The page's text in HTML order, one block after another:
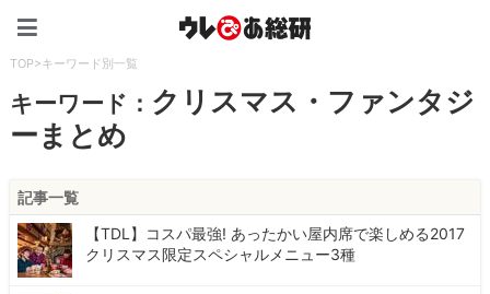
TOP>キーワード別一覧
キーワード： クリスマス・ファンタジ
ーまとめ
記事一覧
【TDL】コスパ最強! あったかい屋内席で楽しめる2017
クリスマス限定スペシャルメニュー3種